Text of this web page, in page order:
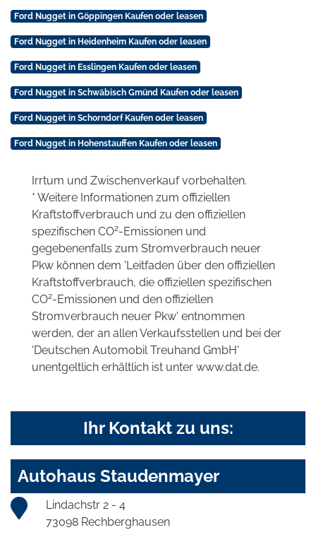
Ford Nugget in Göppingen Kaufen oder leasen
Ford Nugget in Heidenheim Kaufen oder leasen
Ford Nugget in Esslingen Kaufen oder leasen
Ford Nugget in Schwäbisch Gmünd Kaufen oder leasen
Ford Nugget in Schorndorf Kaufen oder leasen
Ford Nugget in Hohenstauffen Kaufen oder leasen
Irrtum und Zwischenverkauf vorbehalten.
* Weitere Informationen zum offiziellen
Kraftstoffverbrauch und zu den offiziellen
spezifischen CO2-Emissionen und
gegebenenfalls zum Stromverbrauch neuer
Pkw können dem 'Leitfaden über den offiziellen
Kraftstoffverbrauch, die offiziellen spezifischen
CO2-Emissionen und den offiziellen
Stromverbrauch neuer Pkw' entnommen
werden, der an allen Verkaufsstellen und bei der
'Deutschen Automobil Treuhand GmbH'
unentgeltlich erhältlich ist unter www.dat.de.
Ihr Kontakt zu uns:
Autohaus Staudenmayer
Lindachstr 2 - 4
73098 Rechberghausen